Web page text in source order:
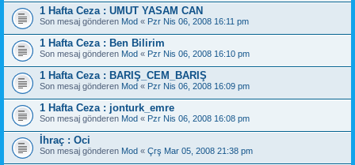
1 Hafta Ceza : UMUT YASAM CAN
Son mesaj gönderen Mod « Pzr Nis 06, 2008 16:11 pm
1 Hafta Ceza : Ben Bilirim
Son mesaj gönderen Mod « Pzr Nis 06, 2008 16:10 pm
1 Hafta Ceza : BARIŞ_CEM_BARIŞ
Son mesaj gönderen Mod « Pzr Nis 06, 2008 16:09 pm
1 Hafta Ceza : jonturk_emre
Son mesaj gönderen Mod « Pzr Nis 06, 2008 16:08 pm
İhraç : Oci
Son mesaj gönderen Mod « Çrş Mar 05, 2008 21:38 pm